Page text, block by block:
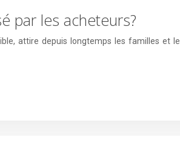
par les acheteurs?
attire depuis longtemps les familles et